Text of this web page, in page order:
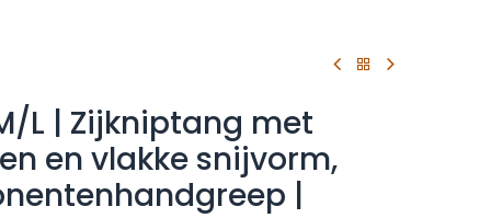
L | Zijkniptang met
en vlakke snijvorm,
|